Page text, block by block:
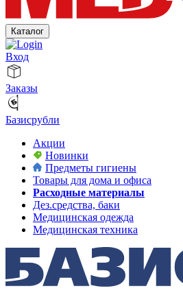
Каталог
Вход
Заказы
Базисрубли
Акции
Новинки
Предметы гигиены
Товары для дома и офиса
Расходные материалы
Дез.средства, баки
Медицинская одежда
Медицинская техника